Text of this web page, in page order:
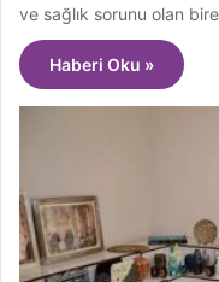
ve sağlık sorunu olan
Haberi Oku »